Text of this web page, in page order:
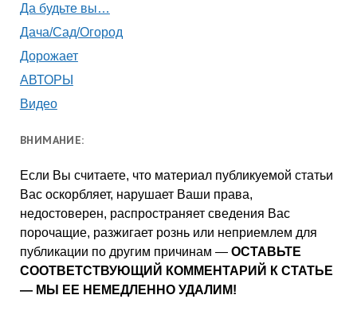
Да будьте вы…
Дача/Сад/Огород
Дорожает
АВТОРЫ
Видео
ВНИМАНИЕ:
Если Вы считаете, что материал публикуемой статьи
Вас оскорбляет, нарушает Ваши права,
недостоверен, распространяет сведения Вас
порочащие, разжигает рознь или неприемлем для
публикации по другим причинам — ОСТАВЬТЕ
СООТВЕТСТВУЮЩИЙ КОММЕНТАРИЙ К СТАТЬЕ
— МЫ ЕЕ НЕМЕДЛЕННО УДАЛИМ!